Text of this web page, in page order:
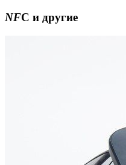
NFС и другие